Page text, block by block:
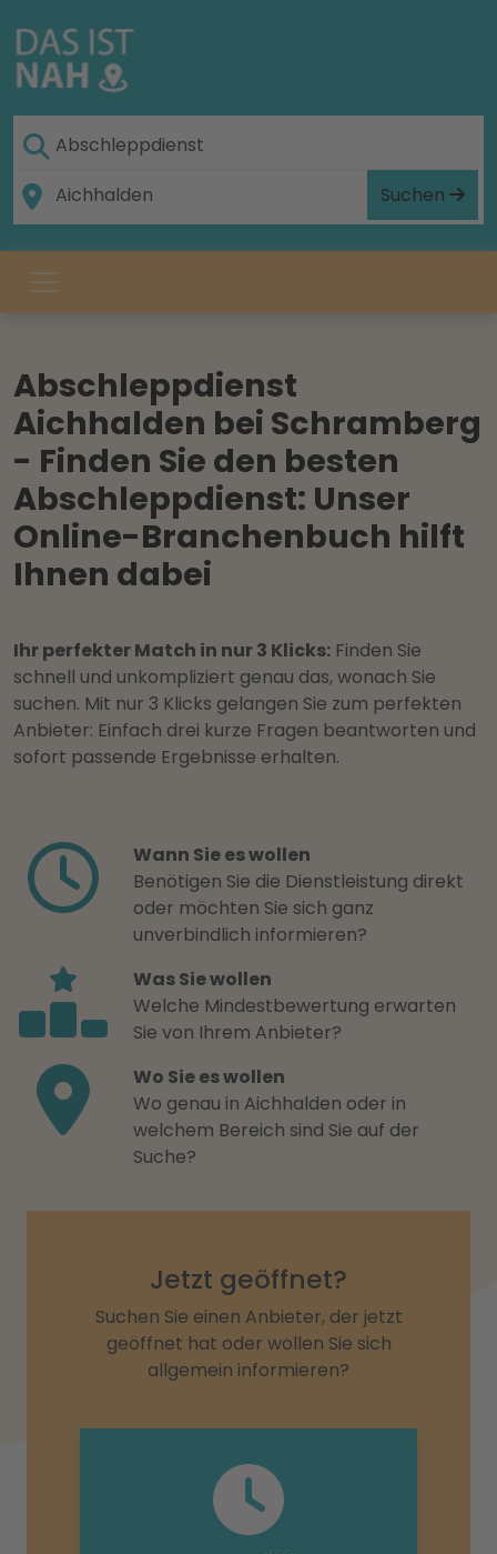
Suchen
Abschleppdienst
Aichhalden bei Schramberg
- Finden Sie den besten
Abschleppdienst: Unser
Online-Branchenbuch hilft
Ihnen dabei
Ihr perfekter Match in nur 3 Klicks: Finden Sie
schnell und unkompliziert genau das, wonach Sie
suchen. Mit nur 3 Klicks gelangen Sie zum perfekten
Anbieter: Einfach drei kurze Fragen beantworten und
sofort passende Ergebnisse erhalten.
Wann Sie es wollen
Benötigen Sie die Dienstleistung direkt
oder möchten Sie sich ganz
unverbindlich informieren?
Was Sie wollen
Welche Mindestbewertung erwarten
Sie von Ihrem Anbieter?
Wo Sie es wollen
Wo genau in Aichhalden oder in
welchem Bereich sind Sie auf der
Suche?
Jetzt geöffnet?
Suchen Sie einen Anbieter, der jetzt
geöffnet hat oder wollen Sie sich
allgemein informieren?